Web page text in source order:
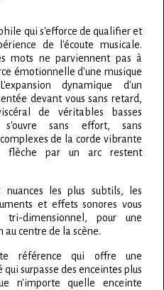
qui s'efforce de qualifier et
de l'écoute musicale.
mots ne parviennent pas à
émotionnelle d'une musique
dynamique d'un
devant vous sans retard,
de véritables basses
s'ouvre sans effort, sans
de la corde vibrante
flèche par un arc restent
nuances les plus subtils, les
et effets sonores vous
dimensionnel, pour une
centre de la scène.
référence qui offre une
surpasse des enceintes plus
n'importe quelle enceinte